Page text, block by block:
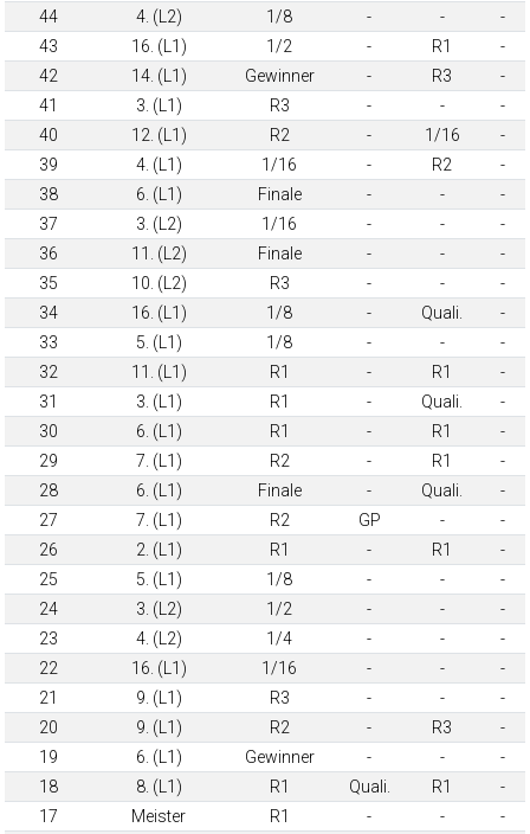
44
4. (L2) 1/8 - -
-
43
16. (L1) 1/2 - R1
-
42
14. (L1) Gewinner - R3
-
41
3. (L1) R3 - -
-
40
12. (L1) R2 - 1/16
-
39
4. (L1) 1/16 - R2
-
38
6. (L1) Finale - -
-
37
3. (L2) 1/16 - -
-
36
11. (L2) Finale - -
-
35
10. (L2) R3 - -
-
34
16. (L1) 1/8 - Quali.
-
33
5. (L1) 1/8 - -
-
32
11. (L1) R1 - R1
-
31
3. (L1) R1 - Quali.
-
30
6. (L1) R1 - R1
-
29
7. (L1) R2 - R1
-
28
6. (L1) Finale - Quali.
-
27
7. (L1) R2 GP -
-
26
2. (L1) R1 - R1
-
25
5. (L1) 1/8 - -
-
24
3. (L2) 1/2 - -
-
23
4. (L2) 1/4 - -
-
22
16. (L1) 1/16 - -
-
21
9. (L1) R3 - -
-
20
9. (L1) R2 - R3
-
19
6. (L1) Gewinner - -
-
18
8. (L1) R1 Quali. R1
-
17
Meister R1 - -
-